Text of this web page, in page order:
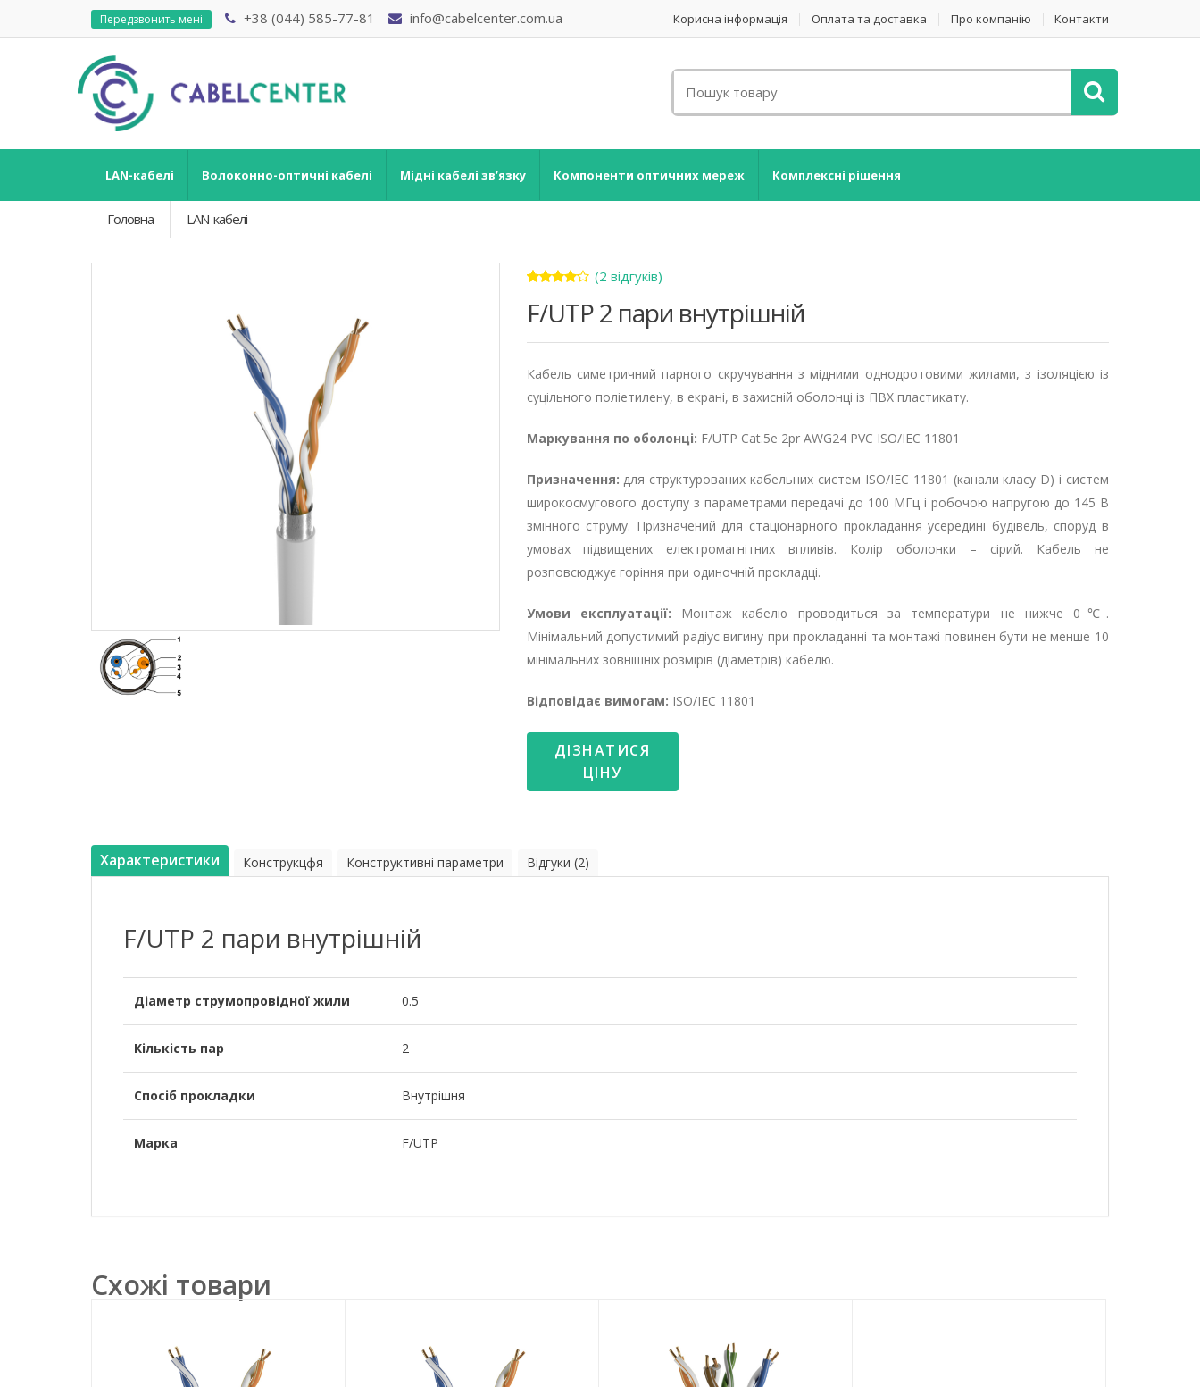
Передзвонить мені +38 (044) 585-77-81 info@cabelcenter.com.ua Корисна інформація Оплата та доставка Про компанію Контакти
LAN-кабелі Волоконно-оптичні кабелі Мідні кабелі зв’язку Компоненти оптичних мереж Комплексні рішення
Головна LAN-кабелі
4.00 з 5
на
(2 відгуків)
F/UTP 2 пари внутрішній
Кабель симетричний парного скручування з мідними однодротовими жилами, з ізоляцією із
суцільного поліетилену, в екрані, в захисній оболонці із ПВХ пластикату.
Маркування по оболонці: F/UTP Cat.5e 2pr AWG24 PVC ISO/IEC 11801
Призначення: для структурованих кабельних систем ISO/IEC 11801 (канали класу D) і систем
широкосмугового доступу з параметрами передачі до 100 МГц і робочою напругою до 145 В
змінного струму. Призначений для стаціонарного прокладання усередині будівель, споруд в
умовах підвищених електромагнітних впливів. Колір оболонки – сірий. Кабель не
розповсюджує горіння при одиночній прокладці.
Умови експлуатації: Монтаж кабелю проводиться за температури не нижче 0℃.
Мінімальний допустимий радіус вигину при прокладанні та монтажі повинен бути не менше 10
мінімальних зовнішніх розмірів (діаметрів) кабелю.
Відповідає вимогам: ISO/IEC 11801
ДІЗНАТИСЯ
ЦІНУ
Характеристики Конструкцфя Конструктивні параметри Відгуки (2)
F/UTP 2 пари внутрішній
Діаметр струмопровідної жили 0.5
Кількість пар 2
Спосіб прокладки Внутрішня
Марка F/UTP
Схожі товари